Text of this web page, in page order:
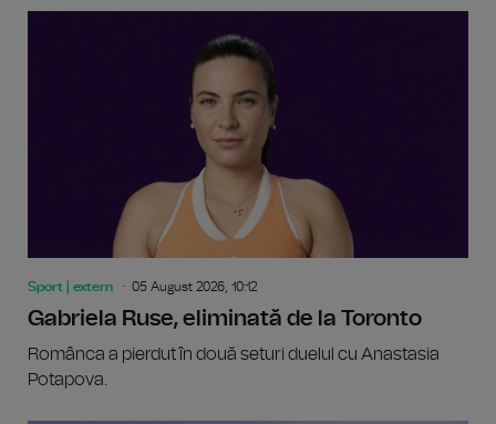
Sport | extern 05 August 2026, 10:12
Gabriela Ruse, eliminată de la Toronto
Românca a pierdut în două seturi duelul cu Anastasia
Potapova.